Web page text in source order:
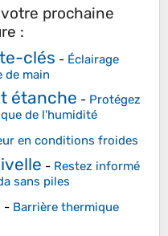
prochaine
:
clés - Éclairage
de main
étanche - Protégez
de l'humidité
en conditions froides
- Restez informé
sans piles
- Barrière thermique